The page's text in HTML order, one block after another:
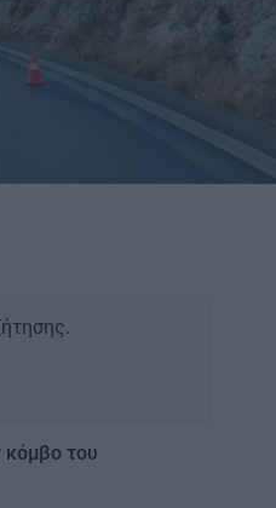
κόμβο του